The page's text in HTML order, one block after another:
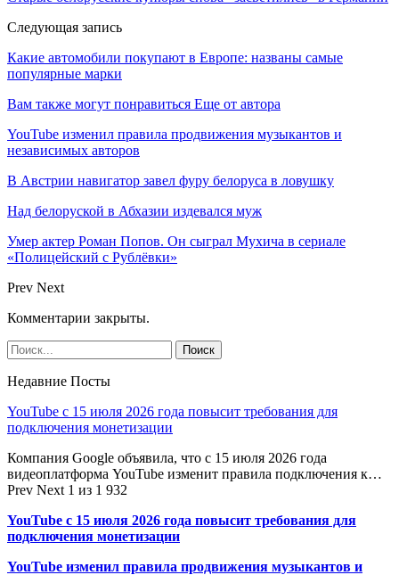
Следующая запись
Какие автомобили покупают в Европе: названы самые
популярные марки
Вам также могут понравиться Еще от автора
YouTube изменил правила продвижения музыкантов и
независимых авторов
В Австрии навигатор завел фуру белоруса в ловушку
Над белоруской в Абхазии издевался муж
Умер актер Роман Попов. Он сыграл Мухича в сериале
«Полицейский с Рублёвки»
Prev Next
Комментарии закрыты.
Недавние Посты
YouTube с 15 июля 2026 года повысит требования для
подключения монетизации
Компания Google объявила, что с 15 июля 2026 года
видеоплатформа YouTube изменит правила подключения к…
Prev Next 1 из 1 932
YouTube с 15 июля 2026 года повысит требования для
подключения монетизации
YouTube изменил правила продвижения музыкантов и